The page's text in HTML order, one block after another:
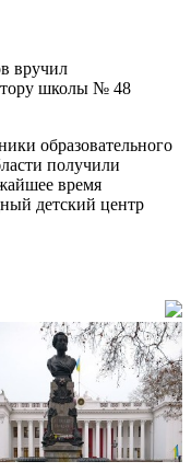
вручил
школы № 48
образовательного
получили
время
детский центр